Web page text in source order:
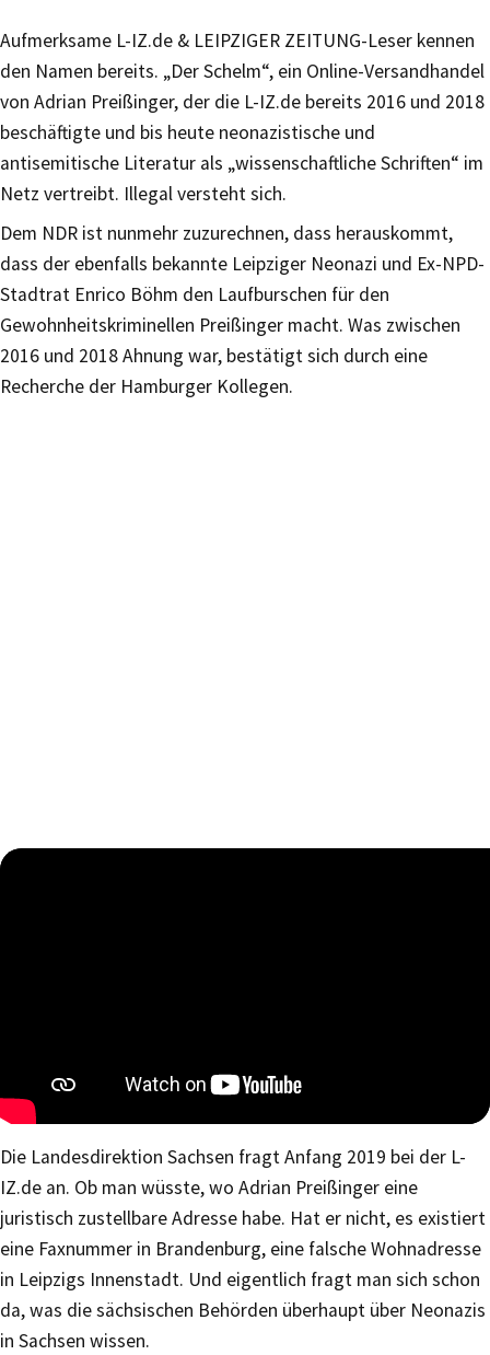
Aufmerksame L-IZ.de & LEIPZIGER ZEITUNG-Leser kennen
den Namen bereits. „Der Schelm“, ein Online-Versandhandel
von Adrian Preißinger, der die L-IZ.de bereits 2016 und 2018
beschäftigte und bis heute neonazistische und
antisemitische Literatur als „wissenschaftliche Schriften“ im
Netz vertreibt. Illegal versteht sich.
Dem NDR ist nunmehr zuzurechnen, dass herauskommt,
dass der ebenfalls bekannte Leipziger Neonazi und Ex-NPD-
Stadtrat Enrico Böhm den Laufburschen für den
Gewohnheitskriminellen Preißinger macht. Was zwischen
2016 und 2018 Ahnung war, bestätigt sich durch eine
Recherche der Hamburger Kollegen.
Die Landesdirektion Sachsen fragt Anfang 2019 bei der L-
IZ.de an. Ob man wüsste, wo Adrian Preißinger eine
juristisch zustellbare Adresse habe. Hat er nicht, es existiert
eine Faxnummer in Brandenburg, eine falsche Wohnadresse
in Leipzigs Innenstadt. Und eigentlich fragt man sich schon
da, was die sächsischen Behörden überhaupt über Neonazis
in Sachsen wissen.